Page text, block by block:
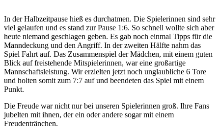
In der Halbzeitpause hieß es durchatmen. Die Spielerinnen sind sehr
viel gelaufen und es stand zur Pause 1:6. So schnell wollte sich aber
heute niemand geschlagen geben. Es gab noch einmal Tipps für die
Manndeckung und den Angriff. In der zweiten Hälfte nahm das
Spiel Fahrt auf. Das Zusammenspiel der Mädchen, mit einem guten
Blick auf freistehende Mitspielerinnen, war eine großartige
Mannschaftsleistung. Wir erzielten jetzt noch unglaubliche 6 Tore
und holten somit zum 7:7 auf und beendeten das Spiel mit einem
Punkt.
Die Freude war nicht nur bei unseren Spielerinnen groß. Ihre Fans
jubelten mit ihnen, der ein oder andere sogar mit einem
Freudentränchen.